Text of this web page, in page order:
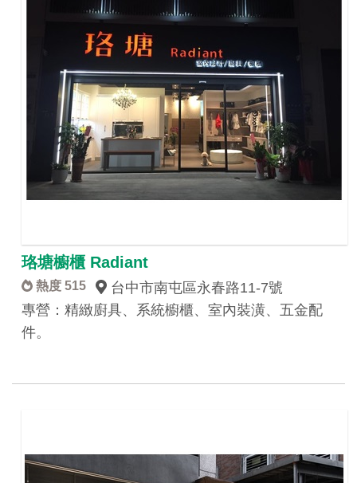
珞塘櫥櫃 Radiant
熱度 515
台中市南屯區永春路11-7號
專營：精緻廚具、系統櫥櫃、室內裝潢、五金配
件。